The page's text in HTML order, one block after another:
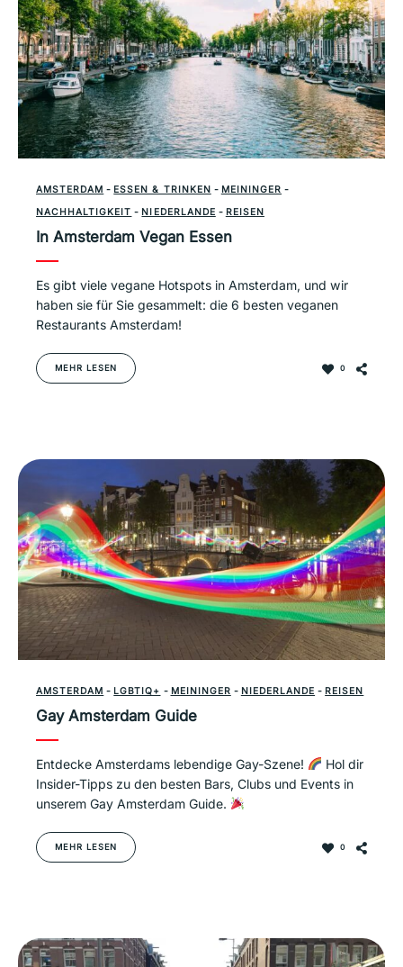
AMSTERDAM - ESSEN & TRINKEN - MEININGER -
NACHHALTIGKEIT - NIEDERLANDE - REISEN
In Amsterdam Vegan Essen
Es gibt viele vegane Hotspots in Amsterdam, und wir
haben sie für Sie gesammelt: die 6 besten veganen
Restaurants Amsterdam!
MEHR LESEN 0
AMSTERDAM - LGBTIQ+ - MEININGER - NIEDERLANDE - REISEN
Gay Amsterdam Guide
Entdecke Amsterdams lebendige Gay-Szene!
Hol dir
Insider-Tipps zu den besten Bars, Clubs und Events in
unserem Gay Amsterdam Guide.
MEHR LESEN 0